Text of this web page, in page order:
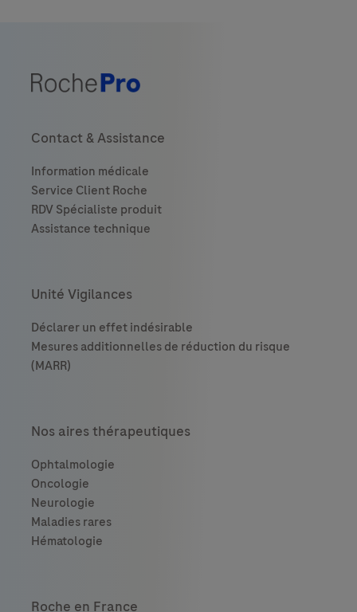
Contact & Assistance
Unité Vigilances
Nos aires thérapeutiques
Roche en France